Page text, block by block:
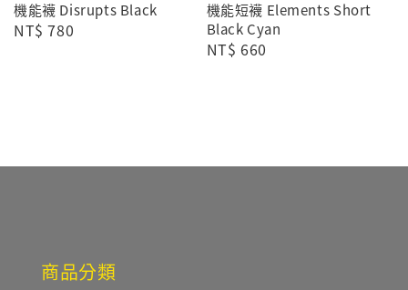
機能襪 Disrupts Black
Regular
NT$ 780
機能短襪 Elements Short
Black Cyan
Regular
NT$ 660
商品分類